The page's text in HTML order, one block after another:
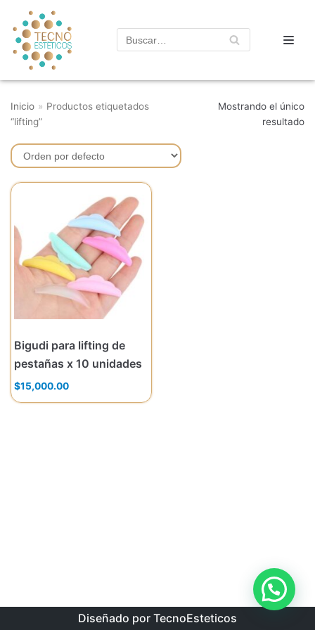
Saltar
al
contenido
Inicio » Productos etiquetados
“lifting”
Mostrando el único
resultado
Bigudi para lifting de
pestañas x 10 unidades
$15,000.00
Diseñado por TecnoEsteticos